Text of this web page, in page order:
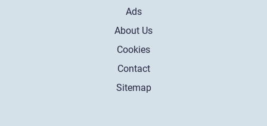
Ads
About Us
Cookies
Contact
Sitemap